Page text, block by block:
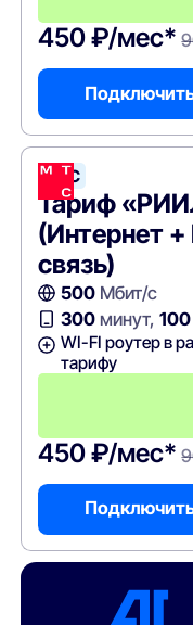
450 ₽/мес*
МТС
Тариф
(Интернет
связь)
500Мбит/с
300минут, 100
WI-FI роутер в
тарифу
450 ₽/мес*